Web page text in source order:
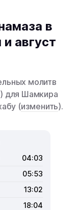
в
август
молитв
для Шамкира
(изменить).
04:03
05:53
13:02
18:04